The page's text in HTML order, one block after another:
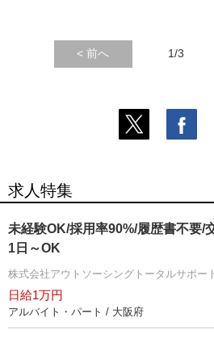
< 前へ 1/3
求人特集
未経験OK/採用率90%/履歴書不要/
1日～OK
株式会社アウトソーシングトータルサポー
日給1万円
アルバイト・パート / 大阪府